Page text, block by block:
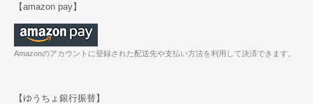
【amazon pay】
Amazonのアカウントに登録された配送先や支払い方法を利用して決済できます。
【ゆうちょ銀行振替】